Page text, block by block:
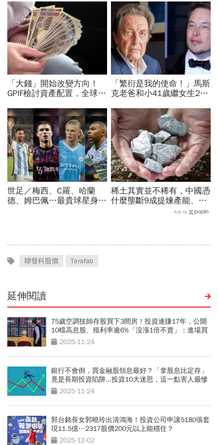
「大錢」開始改變方向！
GPIF檢討資產配置，全球資
「繁衍是我的使命！」馬斯
克老爸和小41歲繼女生2
氣：邪惡
世足／梅西、C羅、哈蘭
德、姆巴佩…最貴球星身價
稀土其實並不稀有，中國憑
什麼壟斷9成提煉產能、掐
住川普脖子？洪財隆解析：
Ads by
聯發科股價 Terafab
延伸閱讀
75歲空調技師存股買下3間房！投資連賺17年，公開
10檔高息股、殖利率逾6%「沒漲1倍不賣」：進場買
點曝光
2025-11-24
銀行不會倒，買金融股領息最好？「拿股息比定存」
竟是長期投資陷阱...投資10大迷思，這一點害人最慘
2025-11-24
郭台銘長女郭曉玲出清鴻海！投資公司申讓5180張套
現11.5億…2317股價200元以上能穩住？
2025-12-02